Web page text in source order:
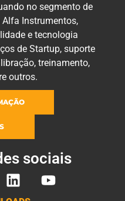
no segmento de
Instrumentos,
e tecnologia
de Startup, suporte
treinamento,
outros.
sociais